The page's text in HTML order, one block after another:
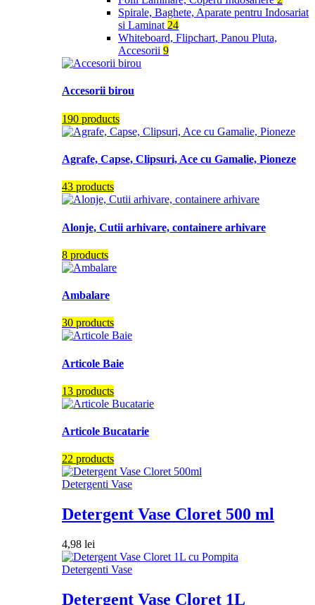
Spirale, Baghete, Aparate pentru Indosariat
si Laminat 24
Whiteboard, Flipchart, Panou Pluta,
Accesorii 9
Accesorii birou
190 products
Agrafe, Capse, Clipsuri, Ace cu Gamalie, Pioneze
43 products
Alonje, Cutii arhivare, containere arhivare
8 products
Ambalare
30 products
Articole Baie
13 products
Articole Bucatarie
22 products
Detergenti Vase
Detergent Vase Cloret 500 ml
4,98 lei
Detergenti Vase
Detergent Vase Cloret 1L